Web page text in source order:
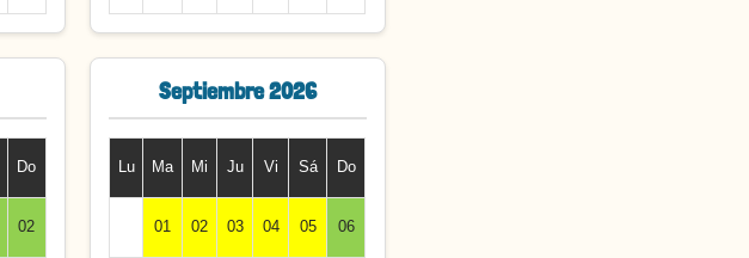
Do
02
Septiembre 2026
Lu Ma Mi Ju Vi Sá Do
01 02 03 04 05 06